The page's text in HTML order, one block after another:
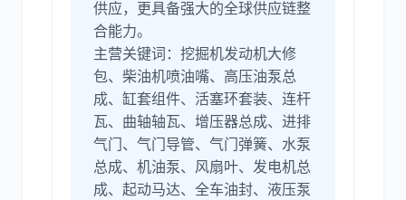
供应，更具备强大的全球供应链整
合能力。
主营关键词：挖掘机发动机大修
包、柴油机喷油嘴、高压油泵总
成、缸套组件、活塞环套装、连杆
瓦、曲轴轴瓦、增压器总成、进排
气门、气门导管、气门弹簧、水泵
总成、机油泵、风扇叶、发电机总
成、起动马达、全车油封、液压泵